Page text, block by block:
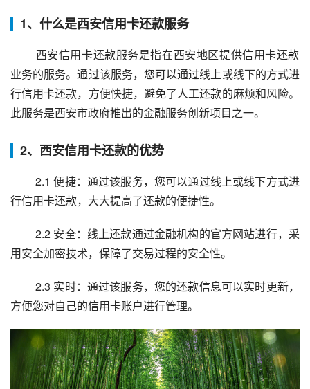
1、什么是西安信用卡还款服务
业务的服务。通过该服务，您可以通过线上或线下的方式进
行信用卡还款，方便快捷，避免了人工还款的麻烦和风险。
此服务是西安市政府推出的金融服务创新项目之一。
2、西安信用卡还款的优势
2.1 便捷：通过该服务，您可以通过线上或线下方式进
行信用卡还款，大大提高了还款的便捷性。
2.2 安全：线上还款通过金融机构的官方网站进行，采
用安全加密技术，保障了交易过程的安全性。
2.3 实时：通过该服务，您的还款信息可以实时更新，
方便您对自己的信用卡账户进行管理。